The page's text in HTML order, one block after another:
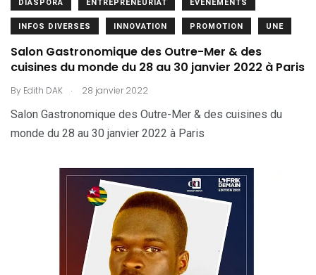
DIASPORA ENTREPRENEURIAT EVÉNEMENTS
INFOS DIVERSES INNOVATION PROMOTION UNE
Salon Gastronomique des Outre-Mer & des
cuisines du monde du 28 au 30 janvier 2022 à Paris
By Edith DAK . 28 janvier 2022
Salon Gastronomique des Outre-Mer & des cuisines du
monde du 28 au 30 janvier 2022 à Paris